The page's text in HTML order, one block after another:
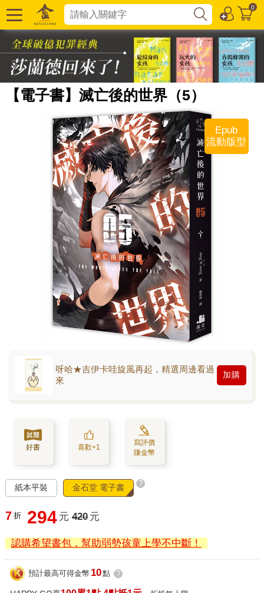
0
【電子書】滅亡後的世界（5）
Epub
流動版型
呀哈★吉伊卡哇旋風再起，精選周邊看過
來
加購
好書 喜歡+1
寫評價
賺金幣
紙本平裝 金石堂 電子書 ?
7 折 294 元 420 元
認購希望書包，幫助弱勢孩童上學不中斷！
預計最高可得金幣 10點 ?